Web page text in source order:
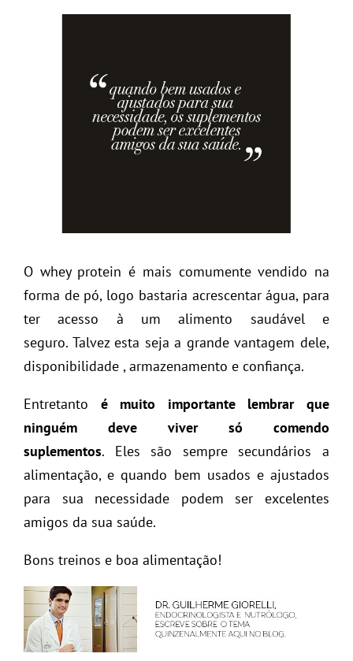
O whey protein é mais comumente vendido na
forma de pó, logo bastaria acrescentar água, para
ter acesso à um alimento saudável e
seguro. Talvez esta seja a grande vantagem dele,
disponibilidade , armazenamento e confiança.
Entretanto é muito importante lembrar que
ninguém deve viver só comendo
suplementos. Eles são sempre secundários a
alimentação, e quando bem usados e ajustados
para sua necessidade podem ser excelentes
amigos da sua saúde.
Bons treinos e boa alimentação!